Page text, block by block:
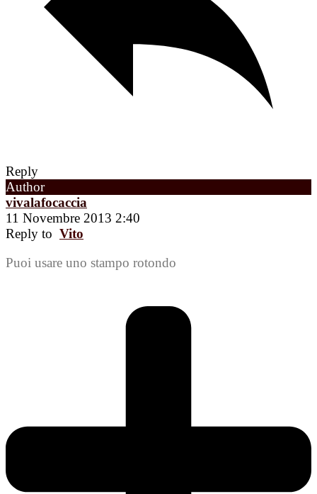
Reply
Author
vivalafocaccia
11 Novembre 2013 2:40
Reply to Vito
Puoi usare uno stampo rotondo